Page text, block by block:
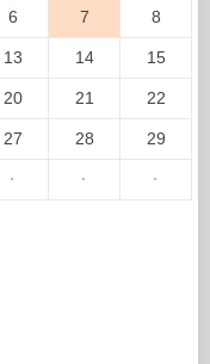
6 7 8
13 14 15
20 21 22
27 28 29
· · ·